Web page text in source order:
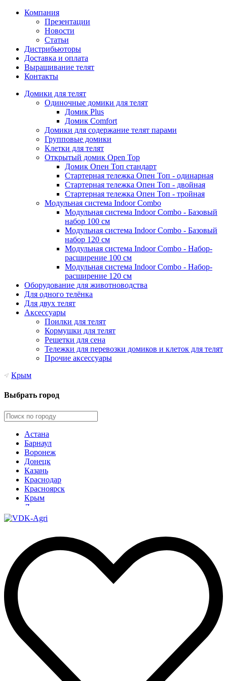
Компания
Презентации
Новости
Статьи
Дистрибьюторы
Доставка и оплата
Выращивание телят
Контакты
Домики для телят
Одиночные домики для телят
Домик Plus
Домик Comfort
Домики для содержание телят парами
Групповые домики
Клетки для телят
Открытый домик Open Top
Домик Опен Топ стандарт
Стартерная тележка Опен Топ - одинарная
Стартерная тележка Опен Топ - двойная
Стартерная тележка Опен Топ - тройная
Модульная система Indoor Combo
Модульная система Indoor Combo - Базовый
набор 100 см
Модульная система Indoor Combo - Базовый
набор 120 см
Модульная система Indoor Combo - Набор-
расширение 100 см
Модульная система Indoor Combo - Набор-
расширение 120 см
Оборудование для животноводства
Для одного телёнка
Для двух телят
Аксессуары
Поилки для телят
Кормушки для телят
Решетки для сена
Тележки для перевозки домиков и клеток для телят
Прочие аксессуары
Крым
Выбрать город
Астана
Барнаул
Воронеж
Донецк
Казань
Краснодар
Красноярск
Крым
Луганск
Москва
Нижний Новгород
Омск
Павлодар
Ростов
Ростов-на-Дону
Узбекистан
Ульяновск
Ярославль